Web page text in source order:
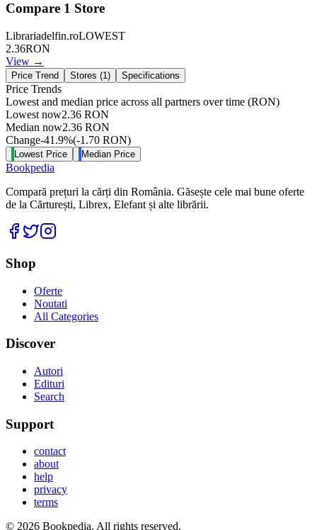
Compare 1 Store
Librariadelfin.roLOWEST
2.36RON
View →
Price Trend Stores (1) Specifications
Price Trends
Lowest and median price across all partners over time (RON)
Lowest now2.36 RON
Median now2.36 RON
Change-41.9%(-1.70 RON)
Lowest Price Median Price
Bookpedia
Compară prețuri la cărți din România. Găsește cele mai bune oferte
de la Cărturești, Librex, Elefant și alte librării.
Facebook
Twitter
Shop
Oferte
Noutati
All Categories
Discover
Autori
Edituri
Search
Support
contact
about
help
privacy
terms
© 2026 Bookpedia. All rights reserved.